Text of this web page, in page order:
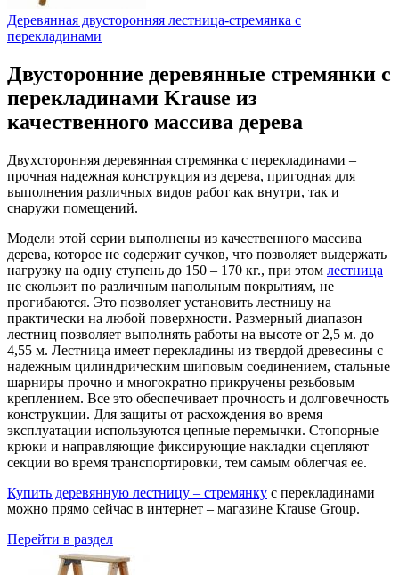
Деревянная двусторонняя лестница-стремянка с
перекладинами
Двусторонние деревянные стремянки с
перекладинами Krause из
качественного массива дерева
Двухсторонняя деревянная стремянка с перекладинами –
прочная надежная конструкция из дерева, пригодная для
выполнения различных видов работ как внутри, так и
снаружи помещений.
Модели этой серии выполнены из качественного массива
дерева, которое не содержит сучков, что позволяет выдержать
нагрузку на одну ступень до 150 – 170 кг., при этом лестница
не скользит по различным напольным покрытиям, не
прогибаются. Это позволяет установить лестницу на
практически на любой поверхности. Размерный диапазон
лестниц позволяет выполнять работы на высоте от 2,5 м. до
4,55 м. Лестница имеет перекладины из твердой древесины с
надежным цилиндрическим шиповым соединением, стальные
шарниры прочно и многократно прикручены резьбовым
креплением. Все это обеспечивает прочность и долговечность
конструкции. Для защиты от расхождения во время
эксплуатации используются цепные перемычки. Стопорные
крюки и направляющие фиксирующие накладки сцепляют
секции во время транспортировки, тем самым облегчая ее.
Купить деревянную лестницу – стремянку с перекладинами
можно прямо сейчас в интернет – магазине Krause Group.
Перейти в раздел